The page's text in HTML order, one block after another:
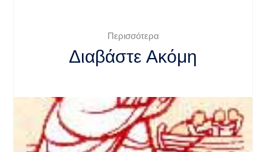
Περισσότερα
Διαβάστε Ακόμη